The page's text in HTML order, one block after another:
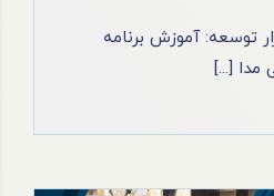
توسعه: آموزش برنامه